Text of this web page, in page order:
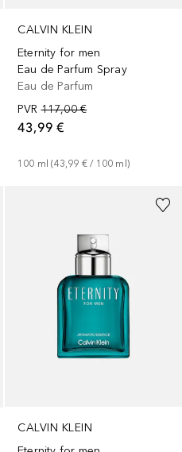
CALVIN KLEIN
Eternity for men
Eau de Parfum Spray
Eau de Parfum
PVR 117,00 €
43,99 €
100 ml (43,99 € / 100 ml )
CALVIN KLEIN